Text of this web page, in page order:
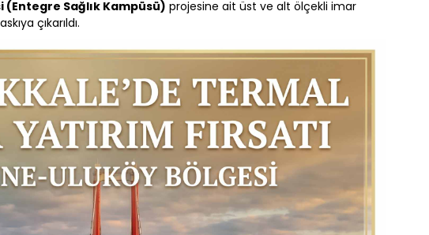
(Entegre Sağlık Kampüsü) projesine ait üst ve alt ölçekli imar
çıkarıldı.